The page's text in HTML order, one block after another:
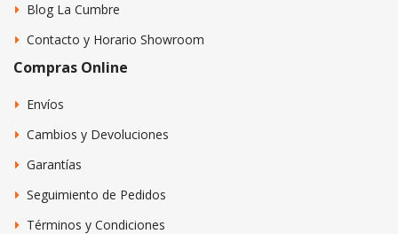
Blog La Cumbre
Contacto y Horario Showroom
Compras Online
Envíos
Cambios y Devoluciones
Garantías
Seguimiento de Pedidos
Términos y Condiciones